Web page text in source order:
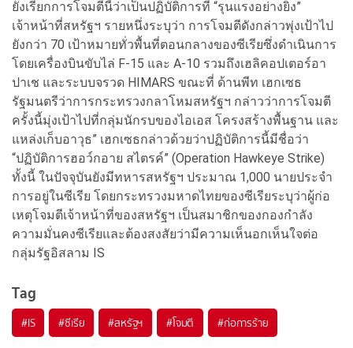
ยังเรียกการโจมตีนี้ว่าเป็นปฏิบัติการที่ “รุนแรงอย่างยิ่ง”
เจ้าหน้าที่สหรัฐฯ รายหนึ่งระบุว่า การโจมตีดังกล่าวพุ่งเป้าไป
ยังกว่า 70 เป้าหมายทั่วพื้นที่ตอนกลางของซีเรียซึ่งดำเนินการ
โดยเครื่องบินขับไล่ F-15 และ A-10 รวมถึงเฮลิคอปเตอร์อา
ปาเช และระบบจรวด HIMARS ขณะที่ ด้านพีท เฮกเซธ
รัฐมนตรีว่าการกระทรวงกลาโหมสหรัฐฯ กล่าวว่าการโจมตี
ครั้งนี้มุ่งเป้าไปที่กลุ่มนักรบของไอเอส โครงสร้างพื้นฐาน และ
แหล่งเก็บอาวุธ” เฮกเซธกล่าวด้วยว่าปฏิบัติการนี้มีชื่อว่า
“ปฏิบัติการฮอว์กอาย สไตรค์” (Operation Hawkeye Strike)
ทั้งนี้ ในปัจจุบันยังมีทหารสหรัฐฯ ประมาณ 1,000 นายประจำ
การอยู่ในซีเรีย โดยกระทรวงมหาดไทยของซีเรียระบุว่าผู้ก่อ
เหตุโจมตีเจ้าหน้าที่ของสหรัฐฯ เป็นสมาชิกของกองกำลัง
ความมั่นคงซีเรียและต้องสงสัยว่ามีความเห็นอกเห็นใจต่อ
กลุ่มรัฐอิสลาม IS
Tag
#IS #ซีเรีย #สหรัฐฯ #โจมตี #ก่อการร้าย